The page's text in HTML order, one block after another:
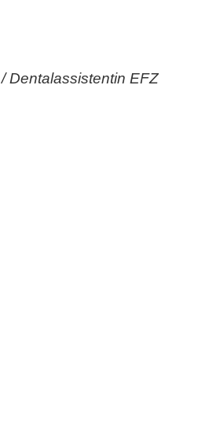
Dentalassistentin EFZ